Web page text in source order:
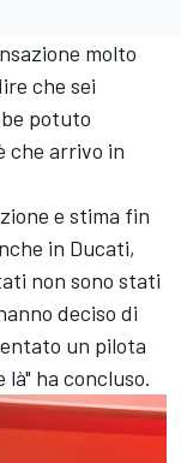
molto
che sei
potuto
che arrivo in
e stima fin
in Ducati,
non sono stati
deciso di
un pilota
là" ha concluso.